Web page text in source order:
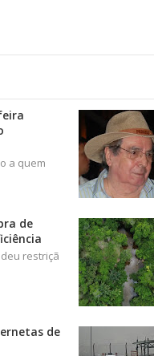
a quem
de
restriçã
de